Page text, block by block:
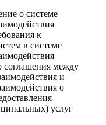
о системе
к
в системе
соглашения между
и
о
услуг